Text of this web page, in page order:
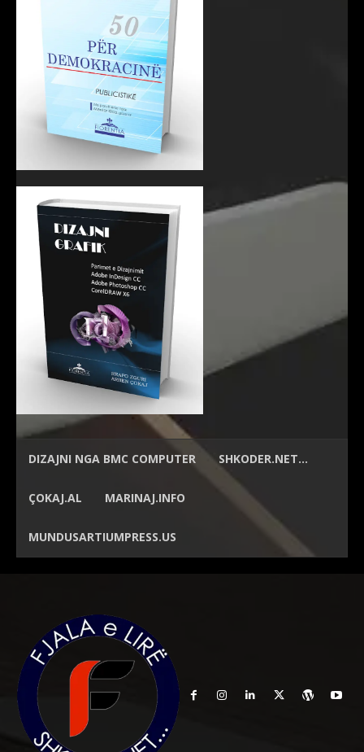
DIZAJNI NGA BMC COMPUTER SHKODER.NET…
ÇOKAJ.AL MARINAJ.INFO
MUNDUSARTIUMPRESS.US